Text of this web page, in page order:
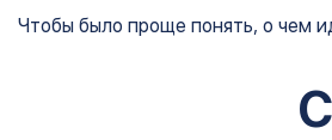
Чтобы было проще понять, о чем